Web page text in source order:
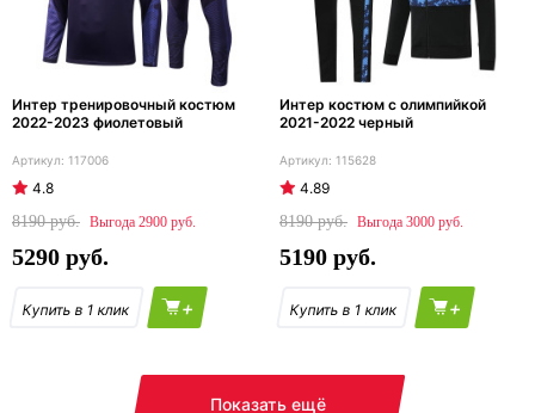
Интер тренировочный костюм
2022-2023 фиолетовый
117006
4.8
8190
2900
5290
+
Интер костюм с олимпийкой
2021-2022 черный
115628
4.89
8190
3000
5190
+
Показать ещё